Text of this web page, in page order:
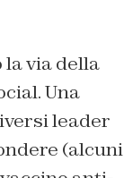
la via della
Una
leader
(alcuni